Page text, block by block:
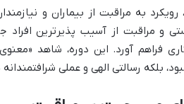
به مراقبت از بیماران و
و مراقبت از آسیب پذیرترین
فراهم آورد. این دوره، شاهد
بلکه رسالتی الهی و عملی